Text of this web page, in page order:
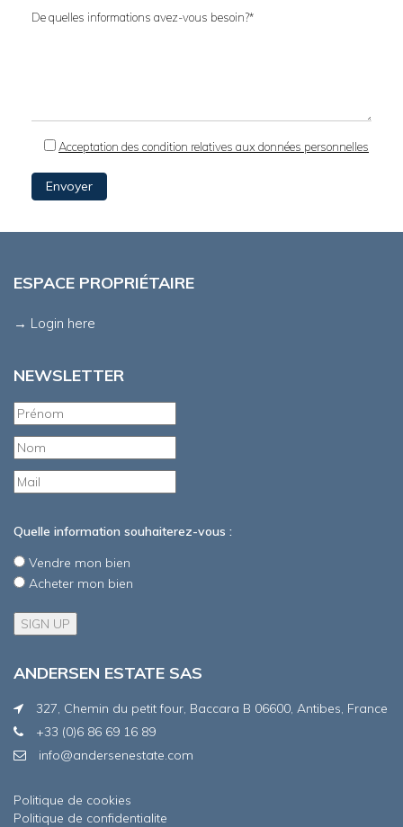
De quelles informations avez-vous besoin?*
Acceptation des condition relatives aux données personnelles
ESPACE PROPRIÉTAIRE
→ Login here
NEWSLETTER
Quelle information souhaiterez-vous :
Vendre mon bien
Acheter mon bien
ANDERSEN ESTATE SAS
327, Chemin du petit four, Baccara B 06600, Antibes, France
+33 (0)6 86 69 16 89
info@andersenestate.com
Politique de cookies
Politique de confidentialite